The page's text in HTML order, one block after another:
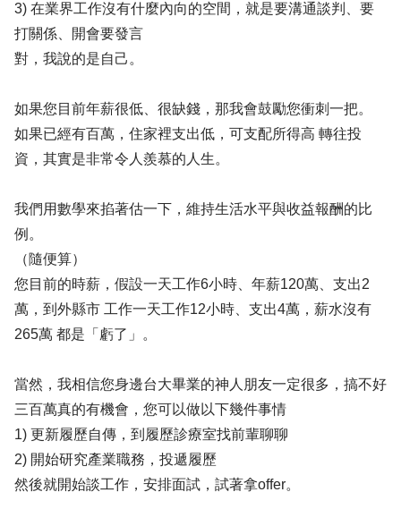
3) 在業界工作沒有什麼內向的空間，就是要溝通談判、要
打關係、開會要發言
對，我說的是自己。
如果您目前年薪很低、很缺錢，那我會鼓勵您衝刺一把。
如果已經有百萬，住家裡支出低，可支配所得高 轉往投
資，其實是非常令人羨慕的人生。
我們用數學來掐著估一下，維持生活水平與收益報酬的比
例。
（隨便算）
您目前的時薪，假設一天工作6小時、年薪120萬、支出2
萬，到外縣市 工作一天工作12小時、支出4萬，薪水沒有
265萬 都是「虧了」。
當然，我相信您身邊台大畢業的神人朋友一定很多，搞不好
三百萬真的有機會，您可以做以下幾件事情
1) 更新履歷自傳，到履歷診療室找前輩聊聊
2) 開始研究產業職務，投遞履歷
然後就開始談工作，安排面試，試著拿offer。